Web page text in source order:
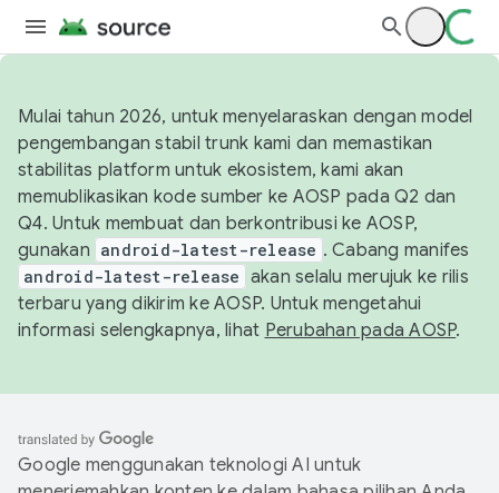
Mulai tahun 2026, untuk menyelaraskan dengan model
pengembangan stabil trunk kami dan memastikan
stabilitas platform untuk ekosistem, kami akan
memublikasikan kode sumber ke AOSP pada Q2 dan
Q4. Untuk membuat dan berkontribusi ke AOSP,
gunakan android-latest-release . Cabang manifes
android-latest-release akan selalu merujuk ke rilis
terbaru yang dikirim ke AOSP. Untuk mengetahui
informasi selengkapnya, lihat Perubahan pada AOSP.
Google menggunakan teknologi AI untuk